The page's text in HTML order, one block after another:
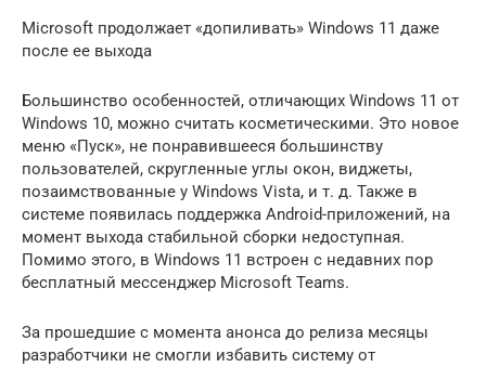
Microsoft продолжает «допиливать» Windows 11 даже
после ее выхода
Большинство особенностей, отличающих Windows 11 от
Windows 10, можно считать косметическими. Это новое
меню «Пуск», не понравившееся большинству
пользователей, скругленные углы окон, виджеты,
позаимствованные у Windows Vista, и т. д. Также в
системе появилась поддержка Android-приложений, на
момент выхода стабильной сборки недоступная.
Помимо этого, в Windows 11 встроен с недавних пор
бесплатный мессенджер Microsoft Teams.
За прошедшие с момента анонса до релиза месяцы
разработчики не смогли избавить систему от